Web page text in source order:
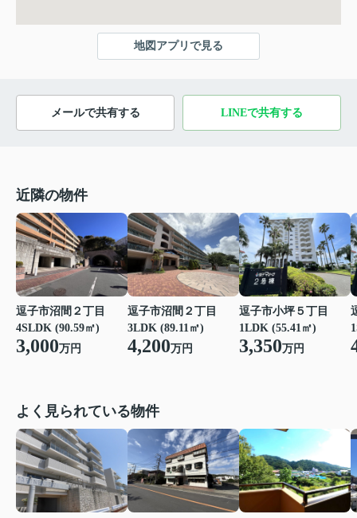
地図アプリで見る
メールで共有する LINEで共有する
近隣の物件
逗子市沼間２丁目
4SLDK (90.59㎡)
3,000万円
逗子市沼間２丁目
3LDK (89.11㎡)
4,200万円
逗子市小坪５丁目
1LDK (55.41㎡)
3,350万円
よく見られている物件